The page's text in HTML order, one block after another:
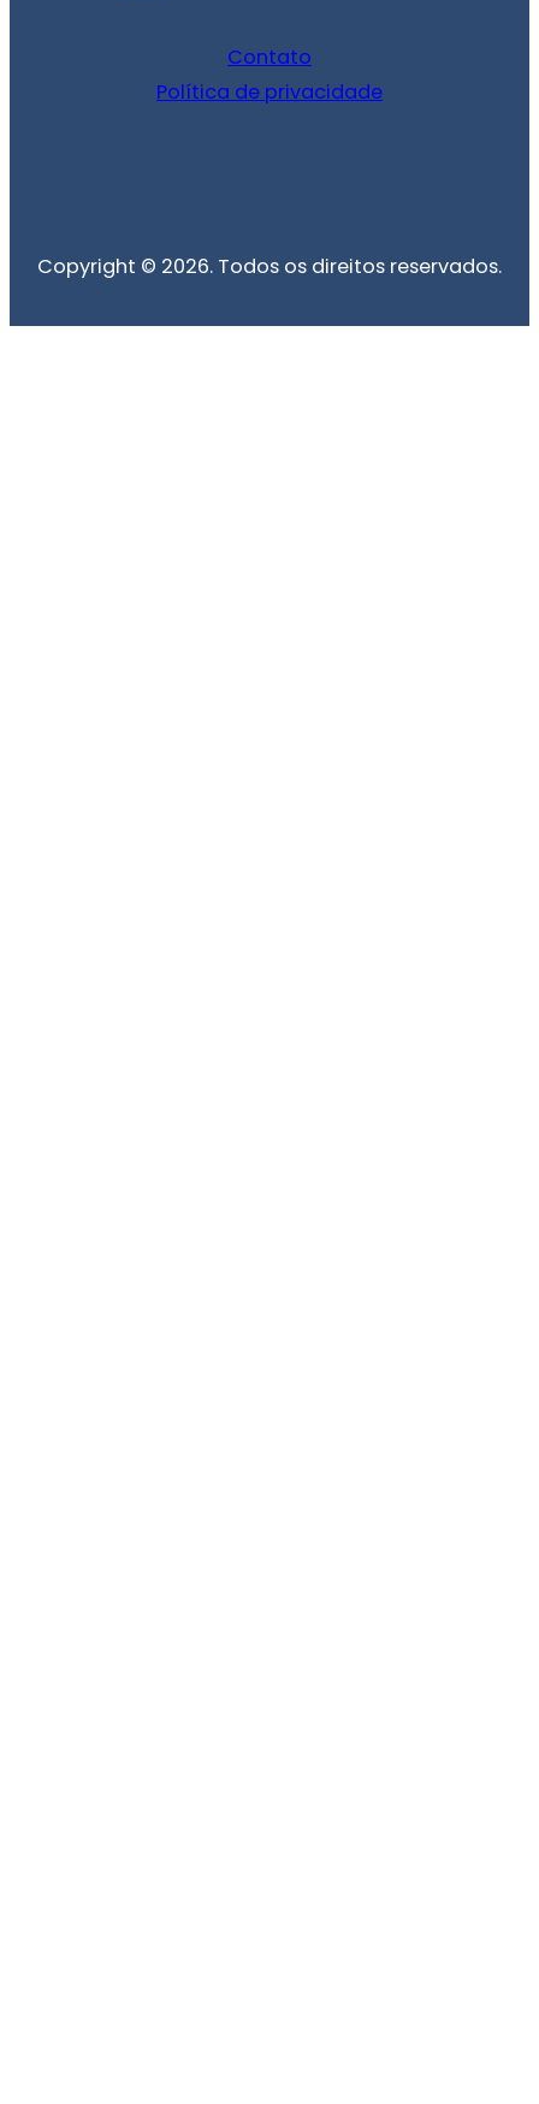
Contato
Política de privacidade
Copyright © 2026. Todos os direitos reservados.